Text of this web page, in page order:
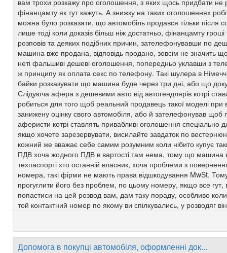
вам трохи розкажу про оголошення, з яких щось придбати
фінанцамту як тут кажуть. А знижку на таких оголошеннях
можна було розказати, що автомобіль продався тільки після
лише тоді коли доказів більш ніж достатньо, фінанцамту
розповів та деяких подібних причин, зателефонувавши по
машина вже продана, відповідь продано, зовсім не значить
неті фальшиві дешеві оголошення, попередньо уклавши з
ж принципу як оплата секс по телефону. Такі шулера в
байки розказувати що машина буде через три дні, або що
Слідуюча афера з дешевими авто від автогендлярів котрі
робиться для того щоб реальний продавець такої моделі
занижену оцінку свого автомобіля, або й зателефонував
аферисти котрі ставлять привабливі оголошення
якщо хочете зарезервувати, висилайте завдаток по
кожний же вважає себе самим розумним коли нібито купує
ПДВ хоча жодного ПДВ в вартості там нема, тому що машина
техпаспорті хто останній власник, хоча проблеми з
номера, такі фірми не мають права відшкодування MwSt.
прогуглити його без проблем, по цьому номеру, якщо все
попастиси на цей розвод вам, дам таку пораду, особливо
той контактний номер по якому ви спілкувались, у розводяг
Допомога в покупці автомобіля, оформленні док...